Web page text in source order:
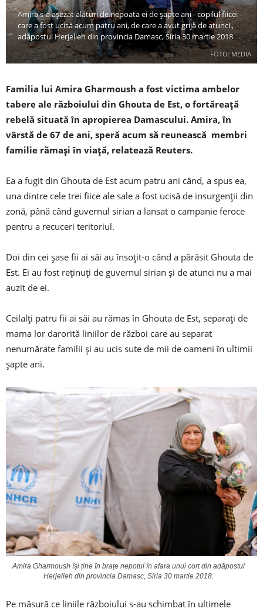
FOTO: MEDIA
Amira s-a așezat alături de nepoata ei de șapte ani - copilul fiicei
care a fost ucisă acum patru ani, de care a avut grijă de atunci.,
adăpostul Herjelleh din provincia Damasc, Siria 30 martie 2018.
Familia lui Amira Gharmoush a fost victima ambelor
tabere ale războiului din Ghouta de Est, o fortăreață
rebelă situată în apropierea Damascului. Amira, în
vârstă de 67 de ani, speră acum să reunească membri
familie rămași în viață, relatează Reuters.
Ea a fugit din Ghouta de Est acum patru ani când, a spus ea,
una dintre cele trei fiice ale sale a fost ucisă de insurgenții din
zonă, până când guvernul sirian a lansat o campanie feroce
pentru a recuceri teritoriul.
Doi din cei șase fii ai săi au însoțit-o când a părăsit Ghouta de
Est. Ei au fost reținuți de guvernul sirian și de atunci nu a mai
auzit de ei.
Ceilalți patru fii ai săi au rămas în Ghouta de Est, separați de
mama lor darorită liniilor de război care au separat
nenumărate familii și au ucis sute de mii de oameni în ultimii
șapte ani.
Amira Gharmoush își ține în brațe nepotul în afara unui cort din adăpostul
Herjelleh din provincia Damasc, Siria 30 martie 2018.
Pe măsură ce liniile războiului s-au schimbat în ultimele